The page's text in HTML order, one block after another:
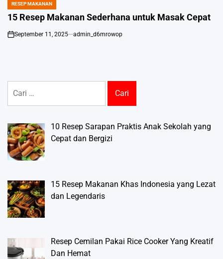
POSTED
IN
RESEP MAKANAN
15 Resep Makanan Sederhana untuk Masak Cepat
on
September 11, 2025 admin_d6mrowop
untuk:
10 Resep Sarapan Praktis Anak Sekolah yang
Cepat dan Bergizi
15 Resep Makanan Khas Indonesia yang Lezat
dan Legendaris
Resep Cemilan Pakai Rice Cooker Yang Kreatif
Dan Hemat